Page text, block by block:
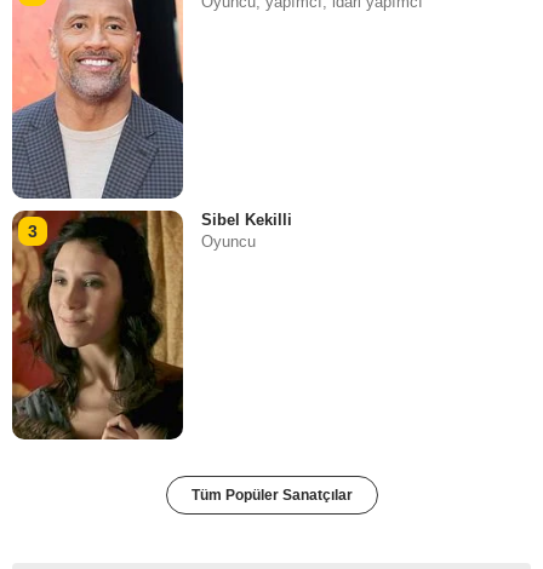
3
Sibel Kekilli
Oyuncu
Tüm Popüler Sanatçılar